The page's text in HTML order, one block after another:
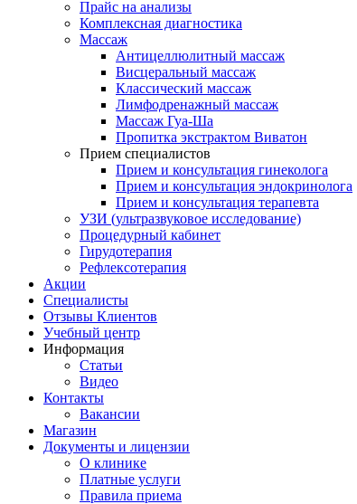
Прайс на анализы
Комплексная диагностика
Массаж
Антицеллюлитный массаж
Висцеральный массаж
Классический массаж
Лимфодренажный массаж
Массаж Гуа-Ша
Пропитка экстрактом Виватон
Прием специалистов
Прием и консультация гинеколога
Прием и консультация эндокринолога
Прием и консультация терапевта
УЗИ (ультразвуковое исследование)
Процедурный кабинет
Гирудотерапия
Рефлексотерапия
Акции
Специалисты
Отзывы Клиентов
Учебный центр
Информация
Статьи
Видео
Контакты
Вакансии
Магазин
Документы и лицензии
О клинике
Платные услуги
Правила приема